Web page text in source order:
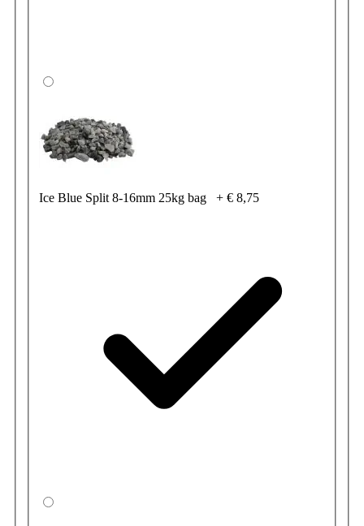
Ice Blue Split 8-16mm 25kg bag + € 8,75